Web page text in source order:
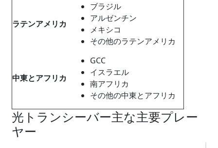
ラテンアメリカ
ブラジル
アルゼンチン
メキシコ
その他のラテンアメリカ
中東とアフリカ
GCC
イスラエル
南アフリカ
その他の中東とアフリカ
光トランシーバー主な主要プレー
ヤー